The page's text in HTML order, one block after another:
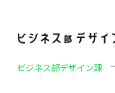
ビジネス部デザイン課